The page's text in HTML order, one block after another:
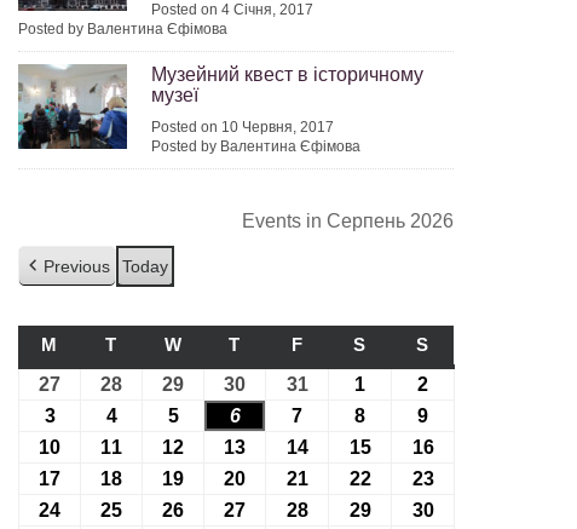
Posted on 4 Січня, 2017
Posted by Валентина Єфімова
Музейний квест в історичному
музеї
Posted on 10 Червня, 2017
Posted by Валентина Єфімова
Events in Серпень 2026
Previous Today
M ПОНЕДІЛОК
T ВІВТОРОК
WСЕРЕДА
T ЧЕТВЕР
FП’ЯТНИЦЯ
S СУБОТА
S
27 27.07.2026
28 28.07.2026
29 29.07.2026
30 30.07.2026
3131.07.2026
1 01.08.2026
2
303.08.2026
404.08.2026
505.08.2026
606.08.2026
7 07.08.2026
8 08.08.2026
9
10 10.08.2026
11 11.08.2026
12 12.08.2026
13 13.08.2026
1414.08.2026
1515.08.2026
1616.08.2026
17 17.08.2026
18 18.08.2026
19 19.08.2026
20 20.08.2026
2121.08.2026
2222.08.2026
2323.08.2026
24 24.08.2026
25 25.08.2026
26 26.08.2026
27 27.08.2026
2828.08.2026
2929.08.2026
3030.08.2026